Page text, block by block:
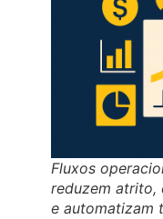
Fluxos
reduzem atrito,
e automatizam